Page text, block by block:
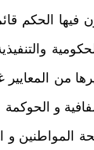
الحكم
من
و
المواطنين و